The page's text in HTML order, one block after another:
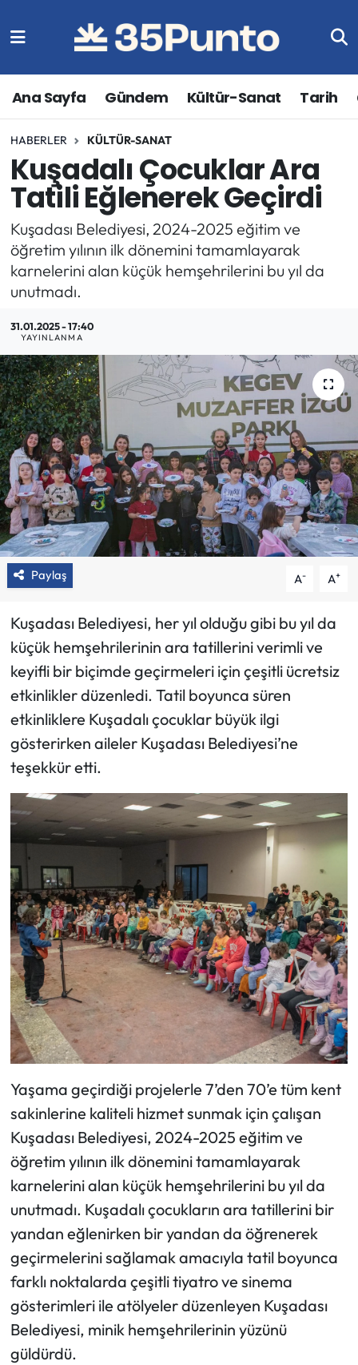
Ana Sayfa Gündem Kültür-Sanat Tarih
HABERLER KÜLTÜR-SANAT
Kuşadalı Çocuklar Ara
Tatili Eğlenerek Geçirdi
Kuşadası Belediyesi, 2024-2025 eğitim ve
öğretim yılının ilk dönemini tamamlayarak
karnelerini alan küçük hemşehrilerini bu yıl da
unutmadı.
31.01.2025 - 17:40
YAYINLANMA
Paylaş A- A+
Kuşadası Belediyesi, her yıl olduğu gibi bu yıl da
küçük hemşehrilerinin ara tatillerini verimli ve
keyifli bir biçimde geçirmeleri için çeşitli ücretsiz
etkinlikler düzenledi. Tatil boyunca süren
etkinliklere Kuşadalı çocuklar büyük ilgi
gösterirken aileler Kuşadası Belediyesi’ne
teşekkür etti.
Yaşama geçirdiği projelerle 7’den 70’e tüm kent
sakinlerine kaliteli hizmet sunmak için çalışan
Kuşadası Belediyesi, 2024-2025 eğitim ve
öğretim yılının ilk dönemini tamamlayarak
karnelerini alan küçük hemşehrilerini bu yıl da
unutmadı. Kuşadalı çocukların ara tatillerini bir
yandan eğlenirken bir yandan da öğrenerek
geçirmelerini sağlamak amacıyla tatil boyunca
farklı noktalarda çeşitli tiyatro ve sinema
gösterimleri ile atölyeler düzenleyen Kuşadası
Belediyesi, minik hemşehrilerinin yüzünü
güldürdü.